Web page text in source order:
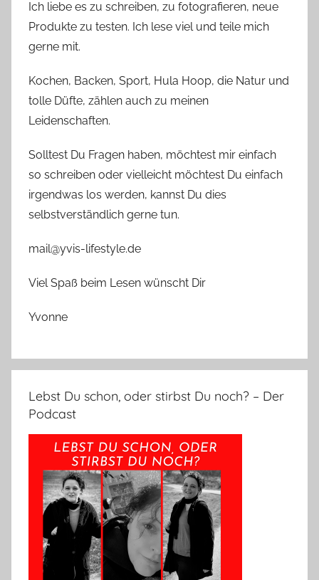
Ich liebe es zu schreiben, zu fotografieren, neue
Produkte zu testen. Ich lese viel und teile mich
gerne mit.
Kochen, Backen, Sport, Hula Hoop, die Natur und
tolle Düfte, zählen auch zu meinen
Leidenschaften.
Solltest Du Fragen haben, möchtest mir einfach
so schreiben oder vielleicht möchtest Du einfach
irgendwas los werden, kannst Du dies
selbstverständlich gerne tun.
mail@yvis-lifestyle.de
Viel Spaß beim Lesen wünscht Dir
Yvonne
Lebst Du schon, oder stirbst Du noch? – Der
Podcast